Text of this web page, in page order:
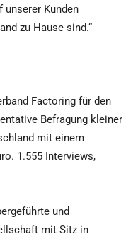
unserer Kunden
zu Hause sind.“
Factoring für den
Befragung kleiner
mit einem
1.555 Interviews,
und
mit Sitz in